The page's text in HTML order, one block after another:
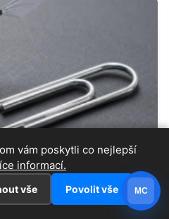
sponka
létat jako
vám poskytli co nejlepší
informací.
vše Povolit vše MC